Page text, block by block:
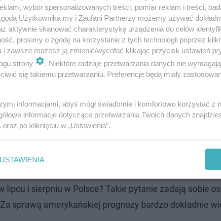
susze i burze w Polsce! Jaka pogoda w
sierpniu?
lipcu i sierpniu w Polsce? Takie pytanie zadają sobie
sprawą amerykańskiej prognozy bardzo dokładnie
wybór spersonalizowanych treści, pomiar reklam i treści,
Użytkownika my i Zaufani Partnerzy możemy używać
aktywnie skanować charakterystykę urządzenia do celów
prosimy o zgodę na korzystanie z tych technologii poprzez
i zawsze możesz ją zmienić/wycofać klikając przycisk ustawień
strony
. Niektóre rodzaje przetwarzania danych nie
się takiemu przetwarzaniu. Preferencje będą miały
informacjami, abyś mógł świadomie i komfortowo korzystać z
informacje dotyczące przetwarzania Twoich danych
oraz po kliknięciu w „Ustawienia”.
USTAWIENIA